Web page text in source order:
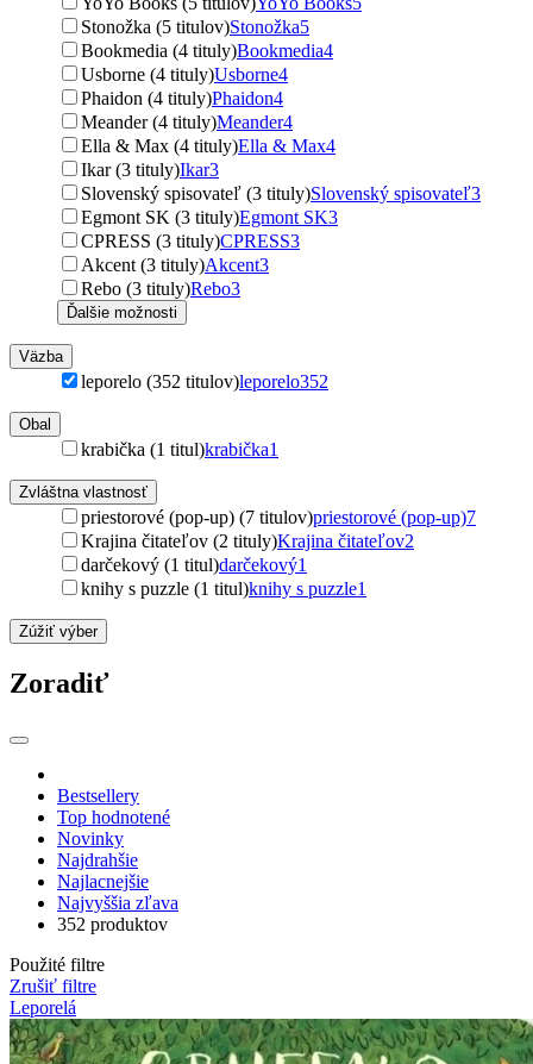
Stonožka (5 titulov)Stonožka5
Bookmedia (4 tituly)Bookmedia4
Usborne (4 tituly)Usborne4
Phaidon (4 tituly)Phaidon4
Meander (4 tituly)Meander4
Ella & Max (4 tituly)Ella & Max4
Ikar (3 tituly)Ikar3
Slovenský spisovateľ (3 tituly)Slovenský spisovateľ3
Egmont SK (3 tituly)Egmont SK3
CPRESS (3 tituly)CPRESS3
Akcent (3 tituly)Akcent3
Rebo (3 tituly)Rebo3
Ďalšie možnosti
Väzba
leporelo (352 titulov)leporelo352
Obal
krabička (1 titul)krabička1
Zvláštna vlastnosť
priestorové (pop-up) (7 titulov)priestorové (pop-up)7
Krajina čitateľov (2 tituly)Krajina čitateľov2
darčekový (1 titul)darčekový1
knihy s puzzle (1 titul)knihy s puzzle1
Zúžiť výber
Zoradiť
Bestsellery
Top hodnotené
Novinky
Najdrahšie
Najlacnejšie
Najvyššia zľava
352 produktov
Použité filtre
Zrušiť filtre
Leporelá